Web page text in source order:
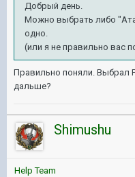
Добрый день.
Можно выбрать либо
одно.
(или я не правильно вас
Правильно поняли. Выбрал
дальше?
Shimushu
Help Team